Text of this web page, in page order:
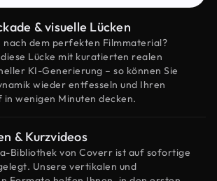
& visuelle Lücken
nach dem perfekten Filmmaterial?
Lücke mit kuratierten realen
KI-Generierung – so können Sie
wieder entfesseln und Ihren
in wenigen Minuten decken.
& Kurzvideos
Bibliothek von Coverr ist auf sofortige
Unsere vertikalen und